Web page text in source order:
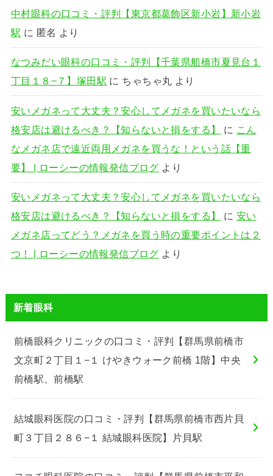
中村眼科の口コミ・評判【東京都葛飾区新小岩】新小岩
駅 に 匿名 より
なつみだい眼科の口コミ・評判【千葉県船橋市夏見台１
丁目１８−７】塚田駅 に ちゃちゃ丸 より
安いメガネって大丈夫？安心してメガネを買いたいなら
格安店は避けるべき？【知らないと損をする】
に こん
なメガネ店で遠近両用メガネを買うな！という話【重
要】 | ローシーの情報発信ブログ より
安いメガネって大丈夫？安心してメガネを買いたいなら
格安店は避けるべき？【知らないと損をする】
に 安い
メガネ店ってどう？メガネを買う時の重要ポイントは２
つ！ | ローシーの情報発信ブログ より
新着眼科
前橋眼科クリニックの口コミ・評判【群馬県前橋市
文京町２丁目１−１ けやきウォーク前橋 1階】中央
前橋駅、前橋駅
結城眼科医院の口コミ・評判【群馬県前橋市西片貝
町３丁目２８６−１ 結城眼科医院】片貝駅